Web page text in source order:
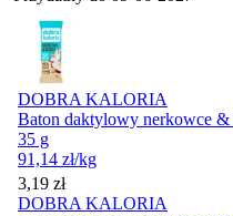
DOBRA KALORIA
Baton daktylowy nerkowce &
35 g
91,14 zł/kg
Cena
3,19 zł
DOBRA KALORIA